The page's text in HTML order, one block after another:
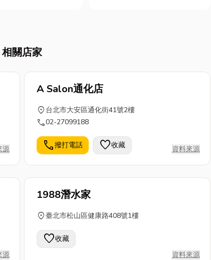
，銀行的繁瑣流程
7...
就別錯...
相關店家
源
A Salon通化店
location_on 台北市大安區通化街41號2樓
call02-27099188
call撥打電話 favorite收藏 資料來源
源
1988潛水家
location_on臺北市松山區健康路408號1樓
favorite收藏
資料來源